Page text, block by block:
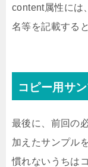
content属性には
名等を記載する
コピー用サ
最後に、前回の
加えたサンプル
慣れないうちは